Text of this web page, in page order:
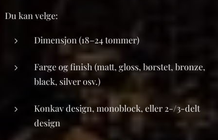
Du kan velge:
Dimensjon (18–24 tommer)
Farge og finish (matt, gloss, børstet, bronze,
black, silver osv.)
Konkav design, monoblock, eller 2-/3-delt
design